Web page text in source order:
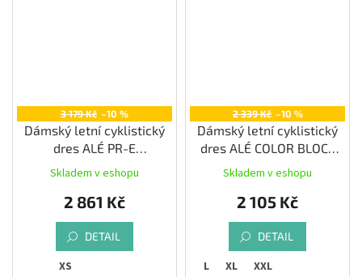
3 179 Kč –10 %
Dámský letní cyklistický
dres ALÉ PR-E
MULTIVERSO, fluo pink
Skladem v eshopu
2 861 Kč
DETAIL
XS
2 339 Kč –10 %
Dámský letní cyklistický
dres ALÉ COLOR BLOCK
PRAGMA, black
Skladem v eshopu
2 105 Kč
DETAIL
L XL XXL